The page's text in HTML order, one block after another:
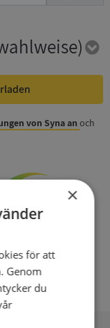
von Syna an och
×
för att
Genom
du